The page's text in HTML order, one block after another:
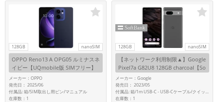
128GB nanoSIM
OPPO Reno13 A OPG05 ルミナスネ
イビー【UQmobile版 SIMフリー】
メーカー：OPPO
発売日： 2025/06
付属品: 箱/SIM取出し用ピン/マニュアル
在庫数：1
128GB nanoSIM
【ネットワーク利用制限▲】Google
Pixel7a G82U8 128GB charcoal【So
ftBank版SIMフリー】
メーカー：Google
発売日： 2023/05
付属品: 箱/1m USB-C - USB-Cケーブル/クイックスイッチアダプター/SIMツール/マニュアル
在庫数：1
月 まで
各項目のチェックボックスは「or検索」となります。